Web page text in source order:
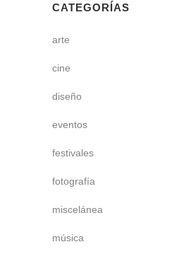
CATEGORÍAS
arte
cine
diseño
eventos
festivales
fotografía
miscelánea
música